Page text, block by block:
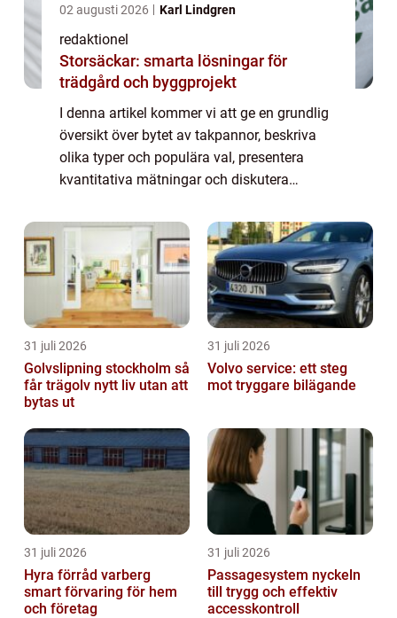
02 augusti 2026 Karl Lindgren
redaktionel
Storsäckar: smarta lösningar för
trädgård och byggprojekt
I denna artikel kommer vi att ge en grundlig
översikt över bytet av takpannor, beskriva
olika typer och populära val, presentera
kvantitativa mätningar och diskutera
kommer även att ge en historisk genomgång
31 juli 2026
Golvslipning stockholm så
får trägolv nytt liv utan att
bytas ut
31 juli 2026
Volvo service: ett steg
mot tryggare bilägande
31 juli 2026
Hyra förråd varberg
smart förvaring för hem
och företag
31 juli 2026
Passagesystem nyckeln
till trygg och effektiv
accesskontroll